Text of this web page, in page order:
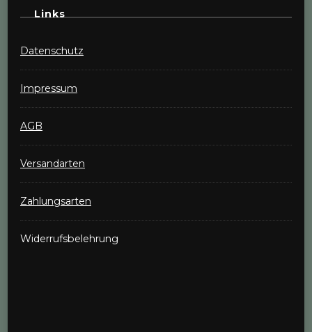
Links
Datenschutz
Impressum
AGB
Versandarten
Zahlungsarten
Widerrufsbelehrung